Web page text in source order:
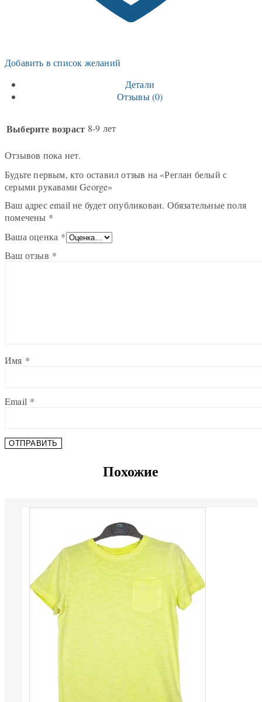
Добавить в список желаний
Детали
Отзывы (0)
Выберите возраст 8-9 лет
Отзывов пока нет.
Будьте первым, кто оставил отзыв на «Реглан белый с
серыми рукавами George»
Ваш адрес email не будет опубликован. Обязательные поля
помечены *
Ваша оценка *
Ваш отзыв *
Имя *
Email *
Похожие